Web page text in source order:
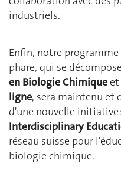
industriels.
Enfin, notre
phare, qui se
en Biologie Chimiqueet
ligne, sera maintenu et
d'une nouvelle
Interdisciplinary
réseau suisse pour
biologie chimique.